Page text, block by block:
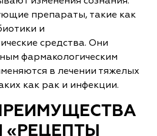
препараты, такие как
и
средства. Они
фармакологическим
в лечении тяжелых
как рак и инфекции.